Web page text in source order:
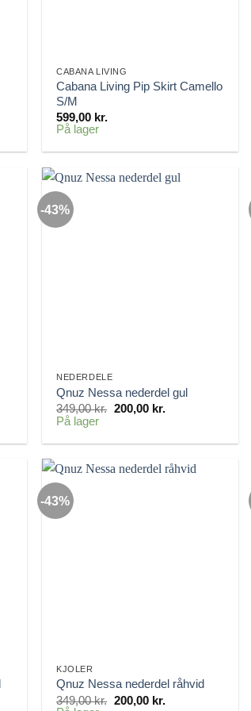
CABANA LIVING
Cabana Living Pip Skirt Camello
S/M
599,00 kr.
På lager
-43%
NEDERDELE
Qnuz Nessa nederdel gul
349,00kr. Den
var:
200,00 kr.Den
er:
På lager
-43%
KJOLER
Qnuz Nessa nederdel råhvid
349,00kr. Den
200,00 kr.